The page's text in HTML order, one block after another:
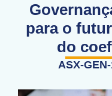
para o
do
ASX-